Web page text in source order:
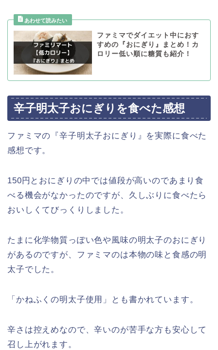
ファミマでダイエット中におす
すめの『おにぎり』まとめ！カ
ロリー低い順に糖質も紹介！
辛子明太子おにぎりを食べた感想
ファミマの『辛子明太子おにぎり』を実際に食べた
感想です。
150円とおにぎりの中では値段が高いのであまり食
べる機会がなかったのですが、久しぶりに食べたら
おいしくてびっくりしました。
たまに化学物質っぽい色や風味の明太子のおにぎり
があるのですが、ファミマのは本物の味と食感の明
太子でした。
「かねふくの明太子使用」とも書かれています。
辛さは控えめなので、辛いのが苦手な方も安心して
召し上がれます。